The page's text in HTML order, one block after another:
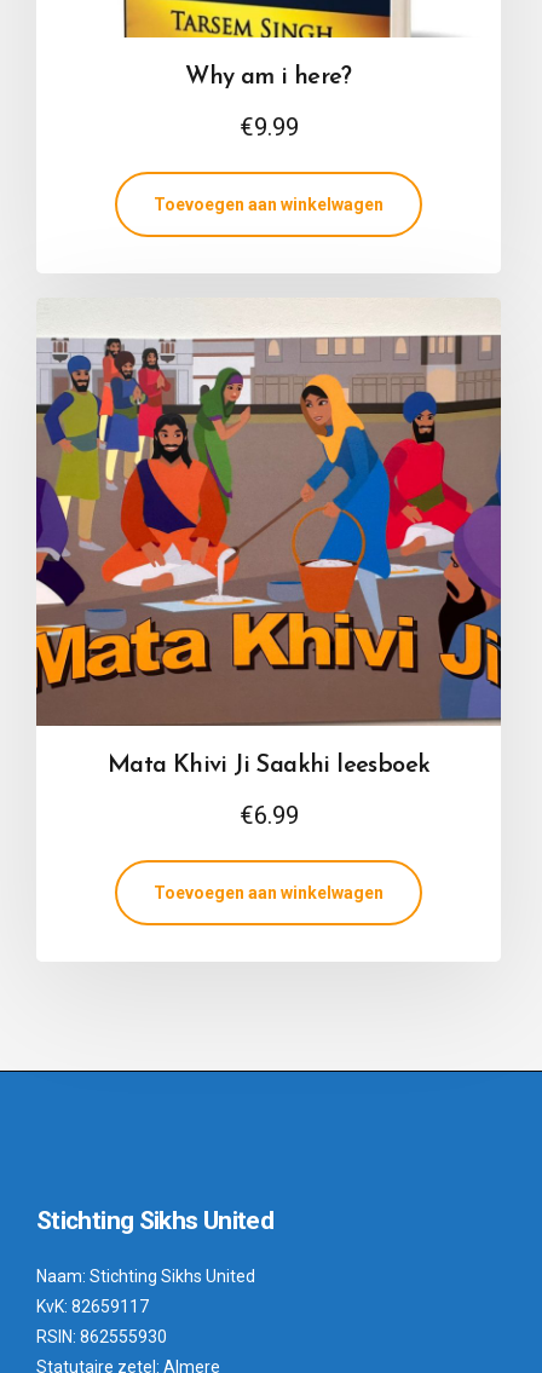
Why am i here?
€9.99
Toevoegen aan winkelwagen
Mata Khivi Ji Saakhi leesboek
€6.99
Toevoegen aan winkelwagen
Stichting Sikhs United
Naam: Stichting Sikhs United
KvK: 82659117
RSIN: 862555930
Statutaire zetel: Almere